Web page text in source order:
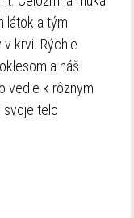
látok a tým
krvi. Rýchle
a náš
vedie k rôznym
svoje telo